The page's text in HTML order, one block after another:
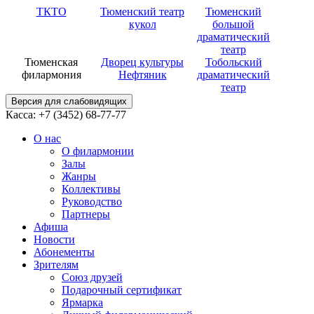
ТКТО
Тюменский театр
кукол
Тюменский
большой
драматический
театр
Тюменская
филармония
Дворец культуры
Нефтяник
Тобольский
драматический
театр
Версия для слабовидящих
Касса: +7 (3452) 68-77-77
О нас
О филармонии
Залы
Жанры
Коллективы
Руководство
Партнеры
Афиша
Новости
Абонементы
Зрителям
Союз друзей
Подарочный сертификат
Ярмарка